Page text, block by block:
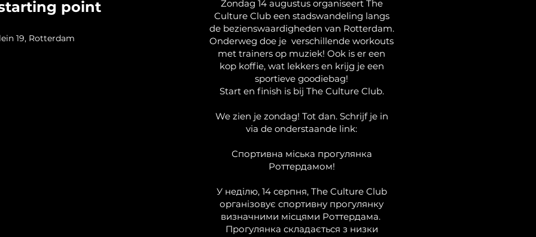
point
19, Rotterdam
Zondag 14 augustus organiseert The
Culture Club een stadswandeling langs
de bezienswaardigheden van Rotterdam.
Onderweg doe je verschillende workouts
met trainers op muziek! Ook is er een
kop koffie, wat lekkers en krijg je een
sportieve goodiebag!
Start en finish is bij The Culture Club.
We zien je zondag! Tot dan. Schrijf je in
via de onderstaande link:
Спортивна міська прогулянка
Роттердамом!
У неділю, 14 серпня, The Culture Club
організовує спортивну прогулянку
визначними місцями Роттердама.
Прогулянка складається з низки